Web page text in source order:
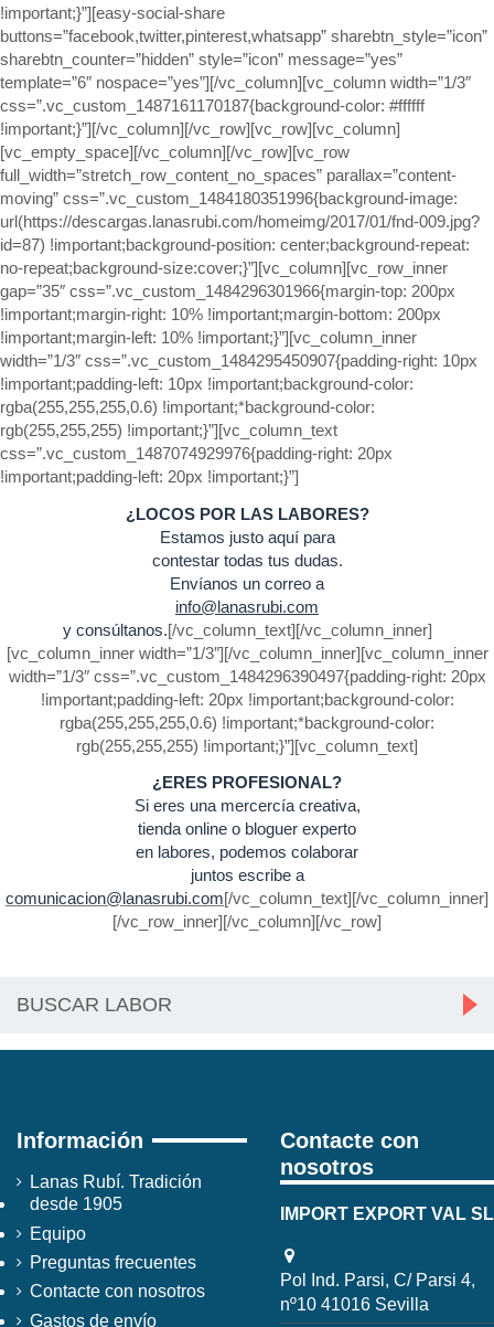
!important;}”][easy-social-share
buttons=”facebook,twitter,pinterest,whatsapp” sharebtn_style=”icon”
sharebtn_counter=”hidden” style=”icon” message=”yes”
template=”6″ nospace=”yes”][/vc_column][vc_column width=”1/3″
css=”.vc_custom_1487161170187{background-color: #ffffff
!important;}”][/vc_column][/vc_row][vc_row][vc_column]
[vc_empty_space][/vc_column][/vc_row][vc_row
full_width=”stretch_row_content_no_spaces” parallax=”content-
moving” css=”.vc_custom_1484180351996{background-image:
url(https://descargas.lanasrubi.com/homeimg/2017/01/fnd-009.jpg?
id=87) !important;background-position: center;background-repeat:
no-repeat;background-size:cover;}”][vc_column][vc_row_inner
gap=”35″ css=”.vc_custom_1484296301966{margin-top: 200px
!important;margin-right: 10% !important;margin-bottom: 200px
!important;margin-left: 10% !important;}”][vc_column_inner
width=”1/3″ css=”.vc_custom_1484295450907{padding-right: 10px
!important;padding-left: 10px !important;background-color:
rgba(255,255,255,0.6) !important;*background-color:
rgb(255,255,255) !important;}”][vc_column_text
css=”.vc_custom_1487074929976{padding-right: 20px
!important;padding-left: 20px !important;}”]
¿LOCOS POR LAS LABORES?
Estamos justo aquí para
contestar todas tus dudas.
Envíanos un correo a
info@lanasrubi.com
y consúltanos.[/vc_column_text][/vc_column_inner]
[vc_column_inner width=”1/3″][/vc_column_inner][vc_column_inner
width=”1/3″ css=”.vc_custom_1484296390497{padding-right: 20px
!important;padding-left: 20px !important;background-color:
rgba(255,255,255,0.6) !important;*background-color:
rgb(255,255,255) !important;}”][vc_column_text]
¿ERES PROFESIONAL?
Si eres una mercercía creativa,
tienda online o bloguer experto
en labores, podemos colaborar
juntos escribe a
comunicacion@lanasrubi.com[/vc_column_text][/vc_column_inner]
[/vc_row_inner][/vc_column][/vc_row]
Información
Lanas Rubí. Tradición
desde 1905
Equipo
Preguntas frecuentes
Contacte con nosotros
Gastos de envío
Contacte con
nosotros
IMPORT EXPORT VAL SL
Pol Ind. Parsi, C/ Parsi 4,
nº10 41016 Sevilla